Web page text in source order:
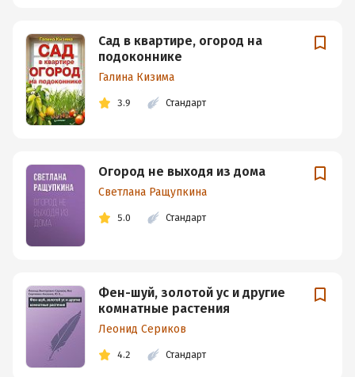
Сад в квартире, огород на
подоконнике
Галина Кизима
3.9 Стандарт
Огород не выходя из дома
Светлана Ращупкина
5.0 Стандарт
Фен-шуй, золотой ус и другие
комнатные растения
Леонид Сериков
4.2 Стандарт